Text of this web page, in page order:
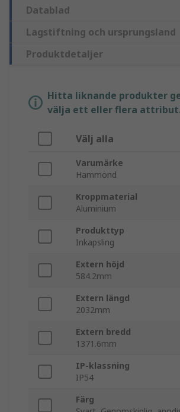
Datablad
Lagstiftning och ursprungsland
Produktdetaljer
Hitta liknande produkter
välja ett eller flera
Välj alla
Varumärke
Hammond
Kroppmaterial
Aluminium
Produkttyp
Inkapsling
Extern höjd
584.2mm
Extern längd
2032mm
Extern bredd
1371.6mm
IP-klassning
IP54
Färg